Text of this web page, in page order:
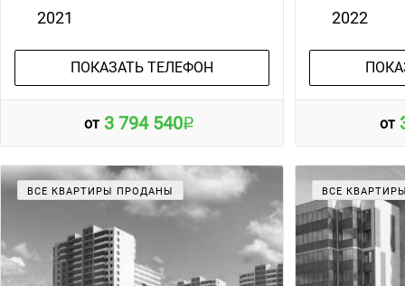
2021
ПОКАЗАТЬ ТЕЛЕФОН
от 3 794 540
2022
от
ВСЕ КВАРТИРЫ ПРОДАНЫ ВСЕ